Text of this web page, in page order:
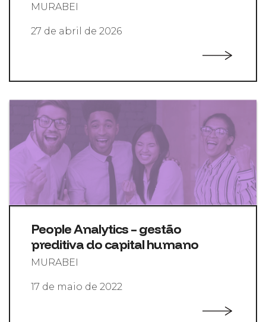
MURABEI
27 de abril de 2026
People Analytics – gestão
preditiva do capital humano
MURABEI
17 de maio de 2022